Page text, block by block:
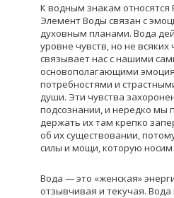
К водным знакам
Элемент Воды связан с
духовным планами. Вода
уровне чувств, но не всяких
связывает нас с нашими
основополагающими
потребностями и
души. Эти чувства
подсознании, и нередко мы
держать их там крепко
об их существовании,
силы и мощи, которую носим
Вода — это «женская»
отзывчивая и текучая.